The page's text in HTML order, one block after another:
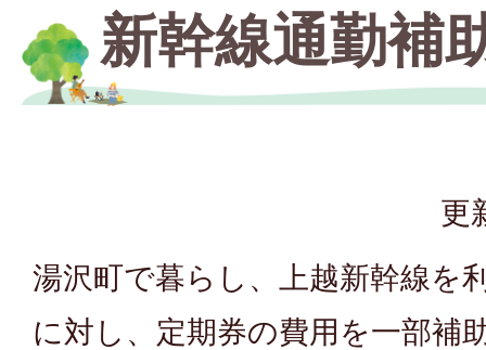
新幹線通勤補
更
湯沢町で暮らし、上越新幹線を
に対し、定期券の費用を一部補